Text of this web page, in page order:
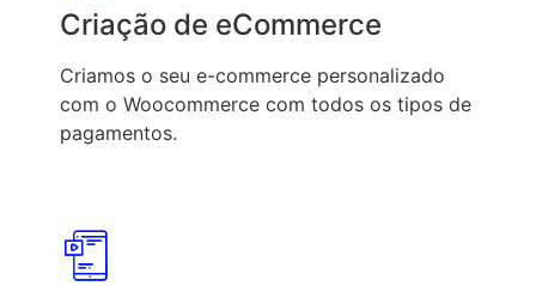
Criação de eCommerce
Criamos o seu e-commerce personalizado
com o Woocommerce com todos os tipos de
pagamentos.